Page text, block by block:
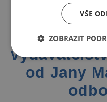
Sexuální
nejmenší
od Jany
VŠE
ZOBRAZIT